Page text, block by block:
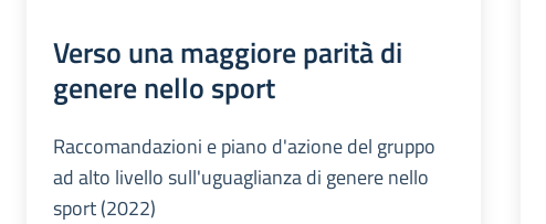
Verso una maggiore parità di
genere nello sport
Raccomandazioni e piano d'azione del gruppo
ad alto livello sull'uguaglianza di genere nello
sport (2022)